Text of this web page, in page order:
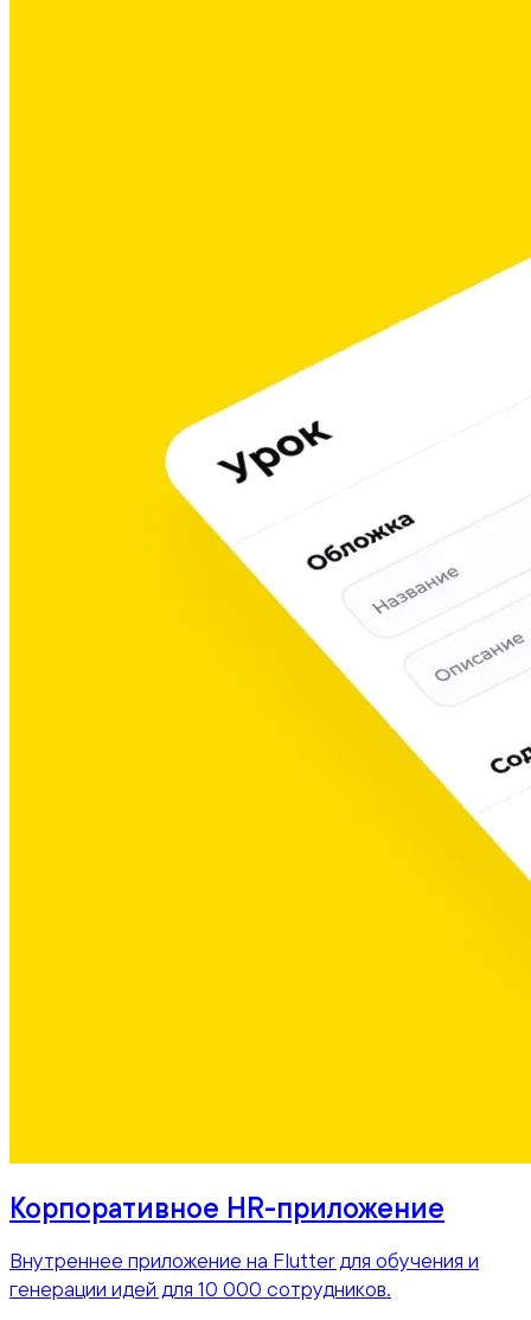
Корпоративное HR-приложение
Внутреннее приложение на Flutter для обучения и
генерации идей для 10 000 сотрудников.